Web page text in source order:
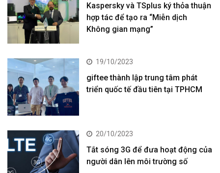
Kaspersky và TSplus ký thỏa thuận
hợp tác để tạo ra “Miễn dịch
Không gian mạng”
19/10/2023
giftee thành lập trung tâm phát
triển quốc tế đầu tiên tại TPHCM
20/10/2023
Tắt sóng 3G để đưa hoạt động của
người dân lên môi trường số